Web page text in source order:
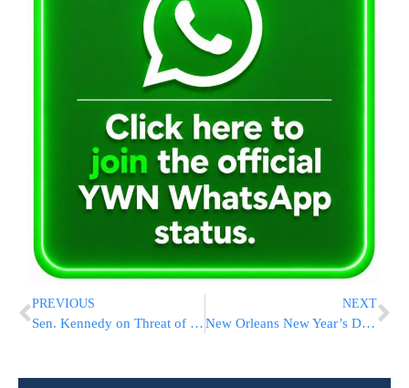
PREVIOUS
Sen. Kennedy on Threat of More Attacks: “I Can Answer, But I Won’t”
NEXT
New Orleans New Year’s Day Ramming Is The Latest Attack To Use A Vehicle As A Deadly Weapon